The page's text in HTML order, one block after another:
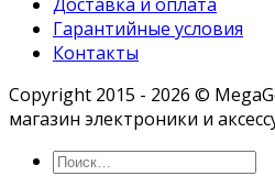
Гарантийные условия
Контакты
Copyright 2015 - 2026 ©
магазин электроники и